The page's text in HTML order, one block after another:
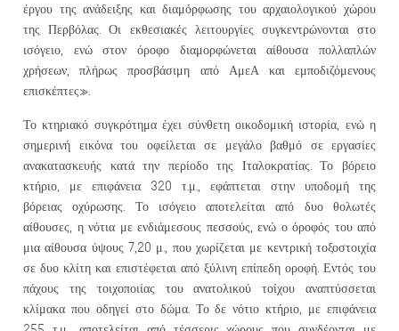
έργου της ανάδειξης και διαμόρφωσης του αρχαιολογικού χώρου
της Περβόλας. Οι εκθεσιακές λειτουργίες συγκεντρώνονται στο
ισόγειο, ενώ στον όροφο διαμορφώνεται αίθουσα πολλαπλών
χρήσεων, πλήρως προσβάσιμη από ΑμεΑ και εμποδιζόμενους
επισκέπτες».
Το κτηριακό συγκρότημα έχει σύνθετη οικοδομική ιστορία, ενώ η
σημερινή εικόνα του οφείλεται σε μεγάλο βαθμό σε εργασίες
ανακατασκευής κατά την περίοδο της Ιταλοκρατίας. Το βόρειο
κτήριο, με επιφάνεια 320 τ.μ., εφάπτεται στην υποδομή της
βόρειας οχύρωσης. Το ισόγειο αποτελείται από δυο θολωτές
αίθουσες, η νότια με ενδιάμεσους πεσσούς, ενώ ο όροφός του από
μια αίθουσα ύψους 7,20 μ., που χωρίζεται με κεντρική τοξοστοιχία
σε δυο κλίτη και επιστέφεται από ξύλινη επίπεδη οροφή. Εντός του
πάχους της τοιχοποιίας του ανατολικού τοίχου αναπτύσσεται
κλίμακα που οδηγεί στο δώμα. Το δε νότιο κτήριο, με επιφάνεια